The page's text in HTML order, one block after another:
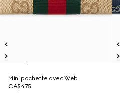
Mini pochette avec Web
CA$475